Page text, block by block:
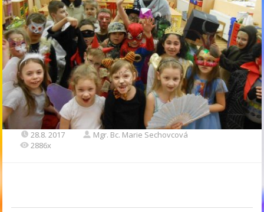
28.8. 2017
Mgr. Bc. Marie Sechovcová
2886x